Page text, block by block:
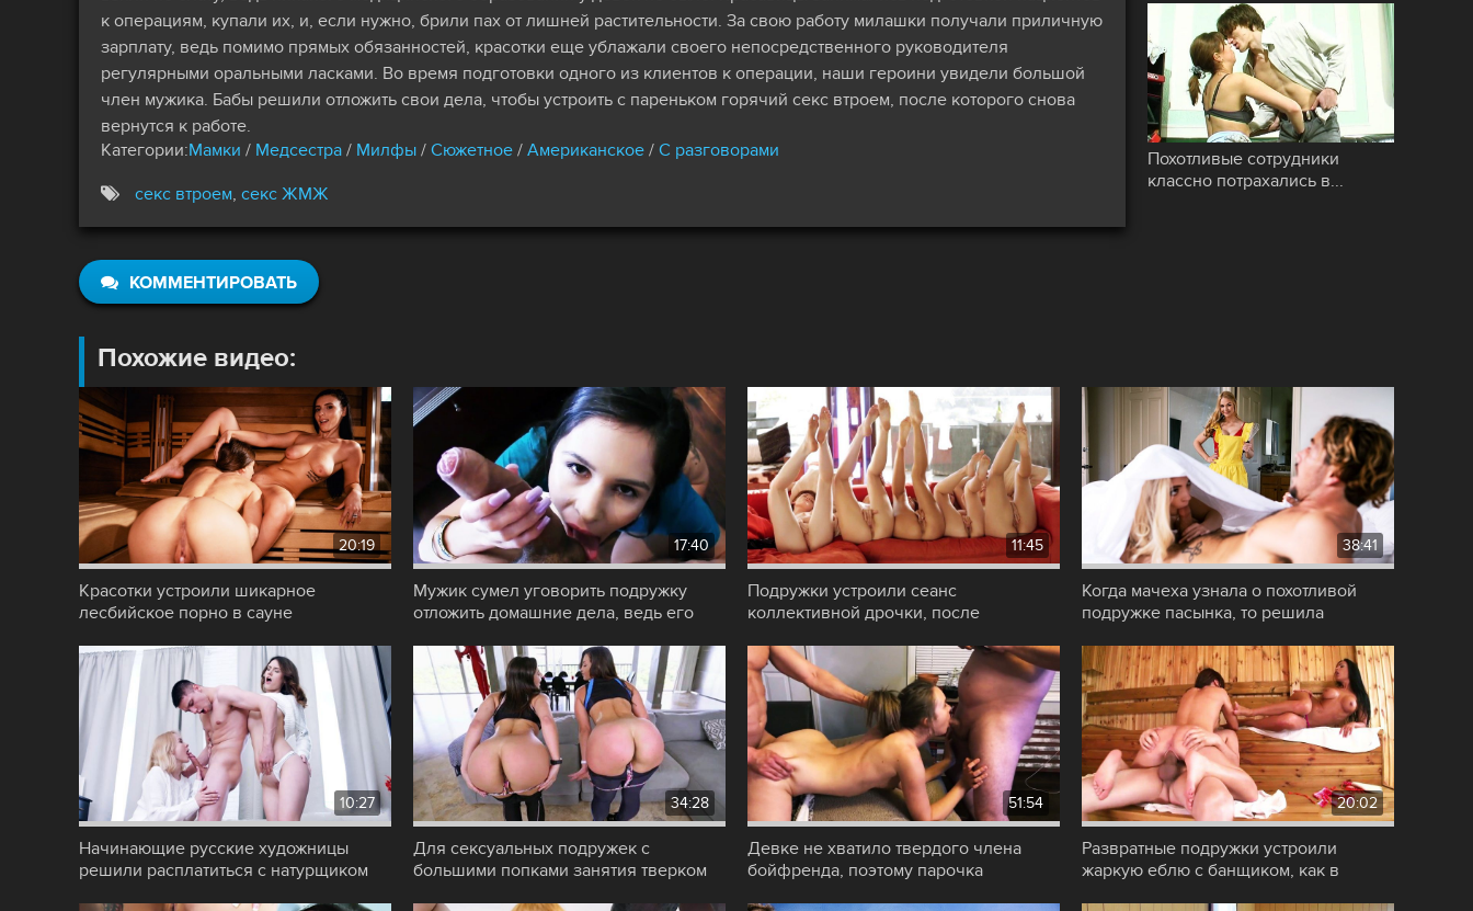
к операциям, купали их, и, если нужно, брили пах от лишней растительности. За свою работу милашки получали приличную
зарплату, ведь помимо прямых обязанностей, красотки еще ублажали своего непосредственного руководителя
регулярными оральными ласками. Во время подготовки одного из клиентов к операции, наши героини увидели большой
член мужика. Бабы решили отложить свои дела, чтобы устроить с пареньком горячий секс втроем, после которого снова
вернутся к работе.
Категории:Мамки / Медсестра / Милфы / Сюжетное / Американское / С разговорами
секс втроем, секс ЖМЖ
КОММЕНТИРОВАТЬ
Похотливые сотрудники
классно потрахались в...
Похожие видео:
20:19
Красотки устроили шикарное
лесбийское порно в сауне
17:40
Мужик сумел уговорить подружку
отложить домашние дела, ведь его
11:45
Подружки устроили сеанс
коллективной дрочки, после
38:41
Когда мачеха узнала о похотливой
подружке пасынка, то решила
10:27
Начинающие русские художницы
решили расплатиться с натурщиком
34:28
Для сексуальных подружек с
большими попками занятия тверком
51:54
Девке не хватило твердого члена
бойфренда, поэтому парочка
20:02
Развратные подружки устроили
жаркую еблю с банщиком, как в